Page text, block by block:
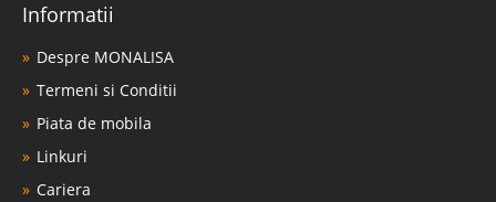
Informatii
Despre MONALISA
Termeni si Conditii
Piata de mobila
Linkuri
Cariera